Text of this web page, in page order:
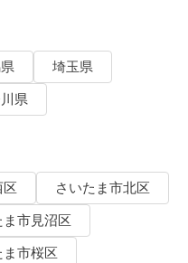
埼玉県
県
区
さいたま市北区
ま市見沼区
ま市桜区